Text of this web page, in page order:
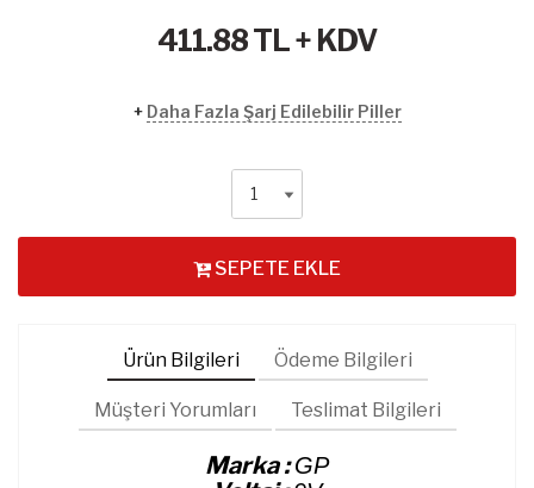
411.88TL + KDV
+ Daha Fazla Şarj Edilebilir Piller
SEPETE EKLE
Ürün Bilgileri Ödeme Bilgileri
Müşteri Yorumları Teslimat Bilgileri
Marka :GP